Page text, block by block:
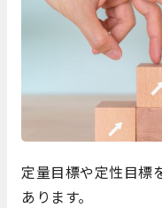
定量目標や定性目標
あります。